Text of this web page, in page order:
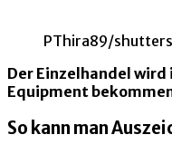
PThira89/
Der Einzelhandel
Equipment
So kann man